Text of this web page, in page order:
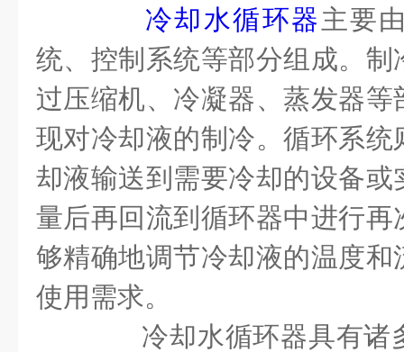
冷却水循环器主要
统、控制系统等部分组成。
过压缩机、冷凝器、蒸发器
现对冷却液的制冷。循环系
却液输送到需要冷却的设备
量后再回流到循环器中进行
够精确地调节冷却液的温度
使用需求。
冷却水循环器具有诸